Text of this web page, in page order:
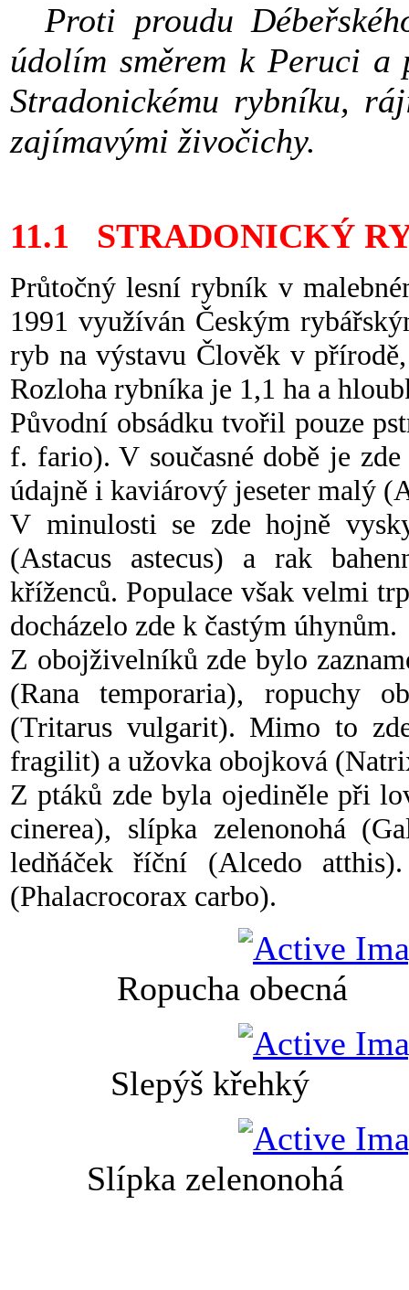
Proti proudu
údolím směrem k Peruci
Stradonickému rybníku,
zajímavými živočichy.
11.1 STRADONICKÝ
Průtočný lesní rybník v
1991 využíván Českým
ryb na výstavu Člověk v
Rozloha rybníka je 1,1 ha a
Původní obsádku tvořil pouze
f. fario). V současné době je
údajně i kaviárový jeseter malý
V minulosti se zde hojně
(Astacus astecus) a rak
kříženců. Populace však velmi
docházelo zde k častým úhynům.
Z obojživelníků zde bylo
(Rana temporaria), ropuchy
(Tritarus vulgarit). Mimo to
fragilit) a užovka obojková
Z ptáků zde byla ojediněle při
cinerea), slípka zelenonohá
ledňáček říční (Alcedo
(Phalacrocorax carbo).
Ropucha
Slepýš
Slípka